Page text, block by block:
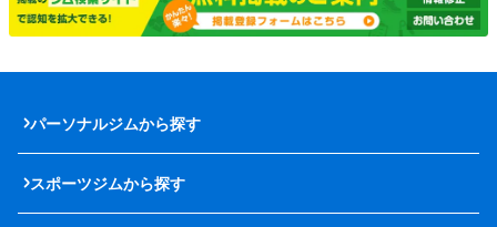
パーソナルジムから探す
スポーツジムから探す